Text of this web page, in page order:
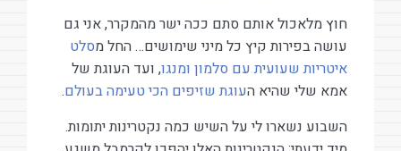
חוץ מלאכול אותם סתם ככה ישר מהמקרר, אני גם
עושה בפירות קיץ כל מיני שימושים… החל מסלט
איטריות שעועית עם סלמון ומנגו, ועד העוגת של
אמא שלי שהיא העוגת שזיפים הכי טעימה בעולם.
השבוע נשארו לי על השיש כמה נקטרינות יתומות.